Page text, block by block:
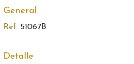
General
Ref.51067B
Detalle